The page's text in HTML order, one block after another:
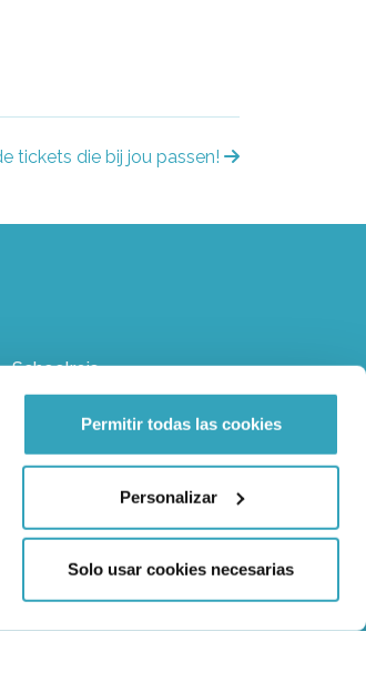
Permitir todas las cookies
Personalizar
Solo usar cookies necesarias
tickets die bij jou passen!
Schoolreis
Klokkenluiderskanaal